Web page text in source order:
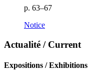
p. 63–67
Notice
Actualité / Current
Expositions / Exhibitions